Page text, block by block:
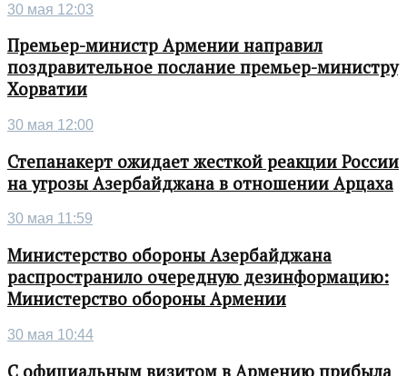
30 мая 12:03
Премьер-министр Армении направил
поздравительное послание премьер-министру
Хорватии
30 мая 12:00
Степанакерт ожидает жесткой реакции России
на угрозы Азербайджана в отношении Арцаха
30 мая 11:59
Министерство обороны Азербайджана
распространило очередную дезинформацию:
Министерство обороны Армении
30 мая 10:44
С официальным визитом в Армению прибыла